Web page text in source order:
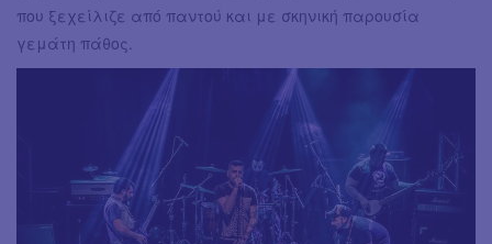
που ξεχείλιζε από παντού και με σκηνική παρουσία
γεμάτη πάθος.